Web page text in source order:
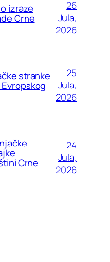
izraze
Crne
26
Jula,
2026
stranke
25
Jula,
2026
Crne
24
Jula,
2026